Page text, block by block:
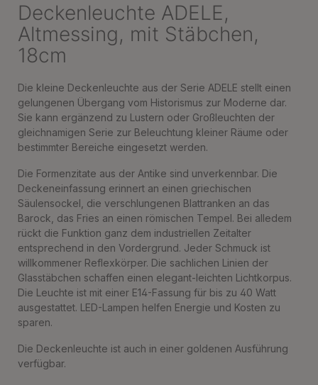
Deckenleuchte ADELE,
Altmessing, mit Stäbchen,
18cm
Die kleine Deckenleuchte aus der Serie ADELE stellt einen
gelungenen Übergang vom Historismus zur Moderne dar.
Sie kann ergänzend zu Lustern oder Großleuchten der
gleichnamigen Serie zur Beleuchtung kleiner Räume oder
bestimmter Bereiche eingesetzt werden.
Die Formenzitate aus der Antike sind unverkennbar. Die
Deckeneinfassung erinnert an einen griechischen
Säulensockel, die verschlungenen Blattranken an das
Barock, das Fries an einen römischen Tempel. Bei alledem
rückt die Funktion ganz dem industriellen Zeitalter
entsprechend in den Vordergrund. Jeder Schmuck ist
willkommener Reflexkörper. Die sachlichen Linien der
Glasstäbchen schaffen einen elegant-leichten Lichtkorpus.
Die Leuchte ist mit einer E14-Fassung für bis zu 40 Watt
ausgestattet. LED-Lampen helfen Energie und Kosten zu
sparen.
Die Deckenleuchte ist auch in einer goldenen Ausführung
verfügbar.